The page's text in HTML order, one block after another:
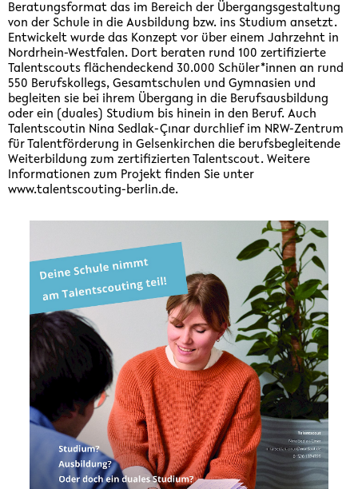
Beratungsformat das im Bereich der Übergangsgestaltung
von der Schule in die Ausbildung bzw. ins Studium ansetzt.
Entwickelt wurde das Konzept vor über einem Jahrzehnt in
Nordrhein-Westfalen. Dort beraten rund 100 zertifizierte
Talentscouts flächendeckend 30.000 Schüler*innen an rund
550 Berufskollegs, Gesamtschulen und Gymnasien und
begleiten sie bei ihrem Übergang in die Berufsausbildung
oder ein (duales) Studium bis hinein in den Beruf. Auch
Talentscoutin Nina Sedlak-Çınar durchlief im NRW-Zentrum
für Talentförderung in Gelsenkirchen die berufsbegleitende
Weiterbildung zum zertifizierten Talentscout. Weitere
Informationen zum Projekt finden Sie unter
www.talentscouting-berlin.de.